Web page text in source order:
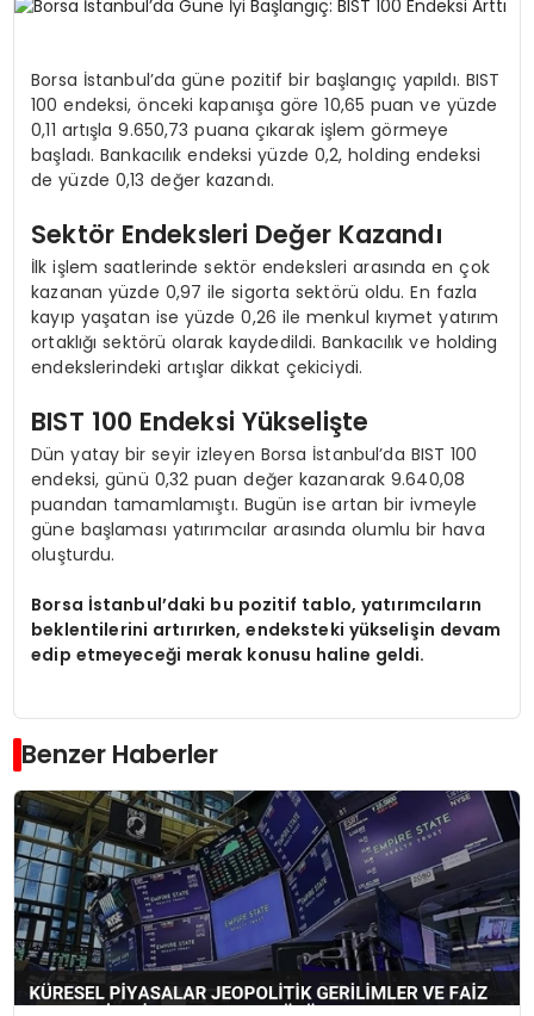
TEKNOLOJI
YAŞAM
Borsa İstanbul’da güne pozitif bir başlangıç yapıldı. BIST
100 endeksi, önceki kapanışa göre 10,65 puan ve yüzde
0,11 artışla 9.650,73 puana çıkarak işlem görmeye
başladı. Bankacılık endeksi yüzde 0,2, holding endeksi
de yüzde 0,13 değer kazandı.
Sektör Endeksleri Değer Kazandı
İlk işlem saatlerinde sektör endeksleri arasında en çok
kazanan yüzde 0,97 ile sigorta sektörü oldu. En fazla
kayıp yaşatan ise yüzde 0,26 ile menkul kıymet yatırım
ortaklığı sektörü olarak kaydedildi. Bankacılık ve holding
endekslerindeki artışlar dikkat çekiciydi.
BIST 100 Endeksi Yükselişte
Dün yatay bir seyir izleyen Borsa İstanbul’da BIST 100
endeksi, günü 0,32 puan değer kazanarak 9.640,08
puandan tamamlamıştı. Bugün ise artan bir ivmeyle
güne başlaması yatırımcılar arasında olumlu bir hava
oluşturdu.
Borsa İstanbul’daki bu pozitif tablo, yatırımcıların
beklentilerini artırırken, endeksteki yükselişin devam
edip etmeyeceği merak konusu haline geldi.
Benzer Haberler